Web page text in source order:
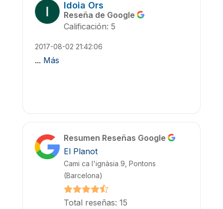
Idoia Ors
Reseña de Google
Calificación: 5
2017-08-02 21:42:06
... Más
Resumen Reseñas Google
El Planot
Cami ca l'ignàsia 9, Pontons
(Barcelona)
Total reseñas: 15